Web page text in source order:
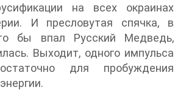
на всех окраинах
И пресловутая спячка, в
бы впал Русский Медведь,
Выходит, одного импульса
для пробуждения